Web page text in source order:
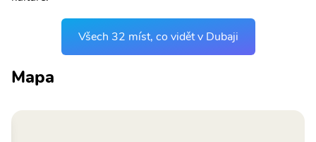
Všech 32 míst, co vidět v Dubaji
Mapa